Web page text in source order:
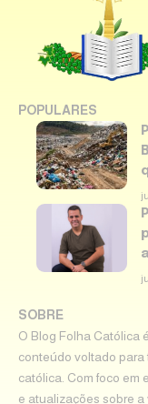
POPULARES
SOBRE
O Blog Folha Católica
conteúdo voltado
católica. Com foco em
e atualizações sobre